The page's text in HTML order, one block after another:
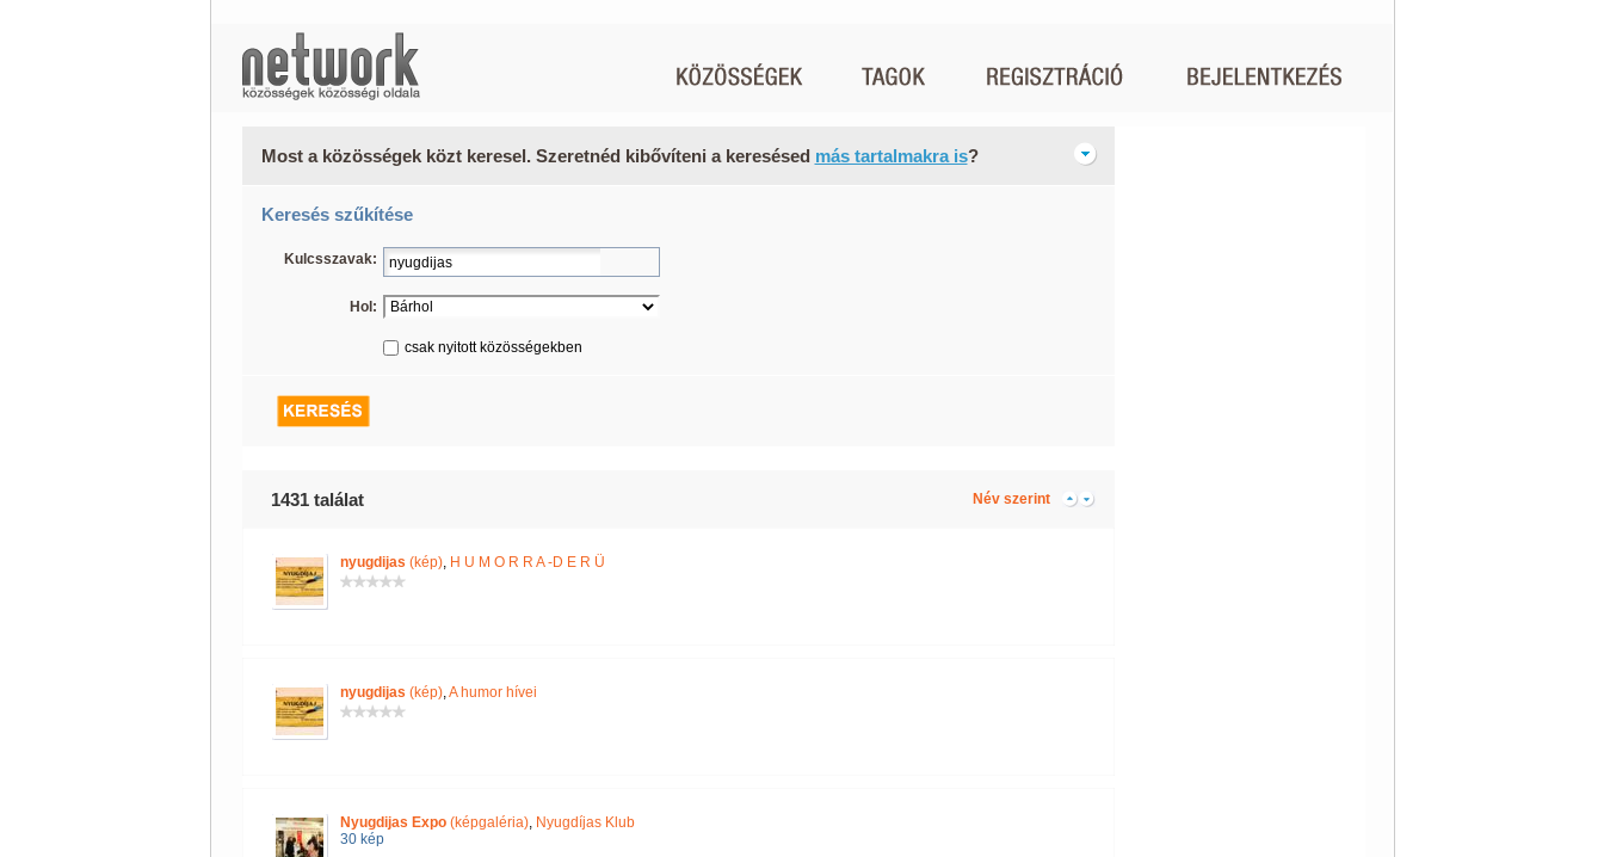
Most a közösségek közt keresel. Szeretnéd kibővíteni a keresésed más tartalmakra is?
Keresés szűkítése
Kulcsszavak:
Hol:
csak nyitott közösségekben
1431 találat Név szerint
nyugdijas (kép), H U M O R R A -D E R Ü
nyugdijas (kép),A humor hívei
Nyugdijas Expo(képgaléria), Nyugdíjas Klub
30 kép